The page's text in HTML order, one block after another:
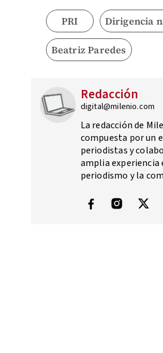
PRI Dirigencia
Beatriz Paredes
Redacción
digital@milenio.com
La redacción de
compuesta por un
periodistas y
amplia experiencia
periodismo y la